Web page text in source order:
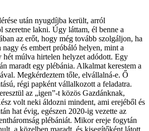
után nyugdíjba került, arról
szeretne lakni. Úgy láttam, él benne a
az erőt, hogy még tovább szolgáljon, ha
és embert próbáló helyen, mint a
hét múlva hirtelen helyzet adódott. Egy
maradt egy plébánia. Alkalmat kerestem a
Megkérdeztem tőle, elvállalná-e. Ő
régi papként vállalkozott a feladatra.
az „igen”-t közös Gazdánknak,
volt neki áldozni mindent, ami erejéből és
hat évig, egészen 2020-ig vezette az
plébániát. Mikor ereje fogytán
a közelben maradt, és kisegítőként látott